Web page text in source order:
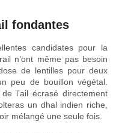
fondantes
candidates pour la
n’ont même pas besoin
de lentilles pour deux
peu de bouillon végétal.
l’ail écrasé directement
un dhal indien riche,
mélangé une seule fois.